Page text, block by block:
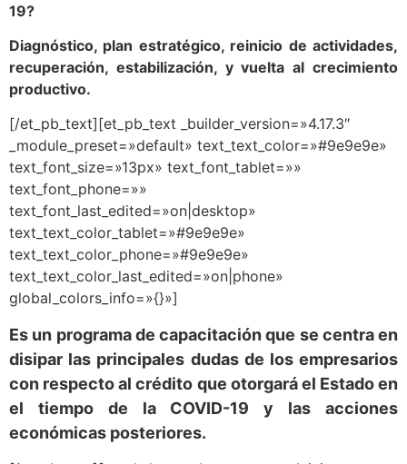
19?
Diagnóstico, plan estratégico, reinicio de actividades,
recuperación, estabilización, y vuelta al crecimiento
productivo.
[/et_pb_text][et_pb_text _builder_version=»4.17.3″
_module_preset=»default» text_text_color=»#9e9e9e»
text_font_size=»13px» text_font_tablet=»»
text_font_phone=»»
text_font_last_edited=»on|desktop»
text_text_color_tablet=»#9e9e9e»
text_text_color_phone=»#9e9e9e»
text_text_color_last_edited=»on|phone»
global_colors_info=»{}»]
Es un programa de capacitación que se centra en
disipar las principales dudas de los empresarios
con respecto al crédito que otorgará el Estado en
el tiempo de la COVID-19 y las acciones
económicas posteriores.